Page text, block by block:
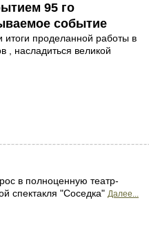
95 го
событие
итоги проделанной работы в
, насладиться великой
в полноценную театр-
спектакля "Соседка" Далее...